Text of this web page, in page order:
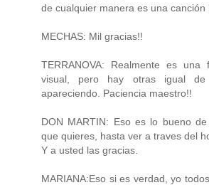
de cualquier manera es una canción
MECHAS: Mil gracias!!
TERRANOVA: Realmente es
visual, pero hay otras igual
apareciendo. Paciencia maestro!!
DON MARTIN: Eso es lo bueno
que quieres, hasta ver a traves del
Y a usted las gracias.
MARIANA:Eso si es verdad, yo